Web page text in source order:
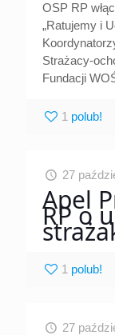
OSP RP
„Ratujemy i
Strażacy-
Fundacji
1
27
Apel
RP o
1
27